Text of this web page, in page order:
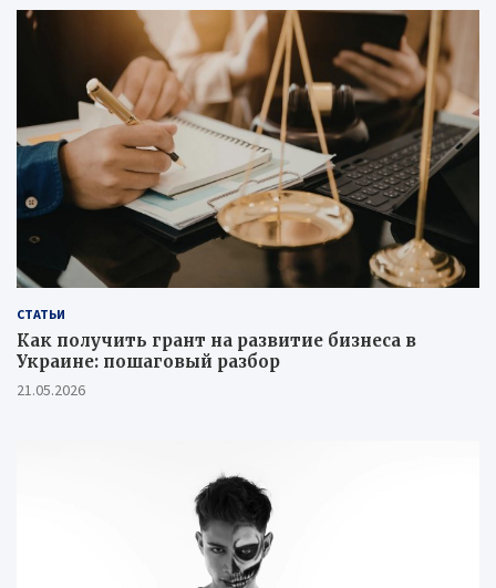
СТАТЬИ
Как получить грант на развитие бизнеса в
Украине: пошаговый разбор
21.05.2026